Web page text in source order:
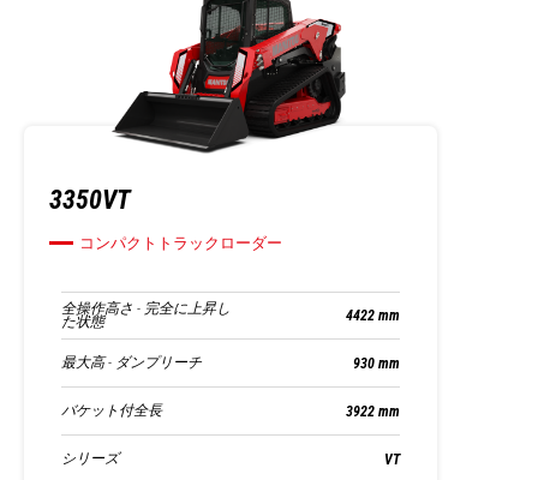
3350VT
コンパクトトラックローダー
全操作高さ - 完全に上昇し
た状態 4422 mm
最大高 - ダンプリーチ 930 mm
バケット付全長 3922 mm
シリーズ VT